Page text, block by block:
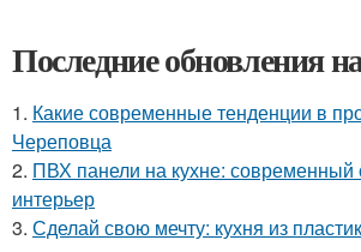
Последние обновления
1. Какие современные тенденции в
Череповца
2. ПВХ панели на кухне: современный
интерьер
3. Сделай свою мечту: кухня из